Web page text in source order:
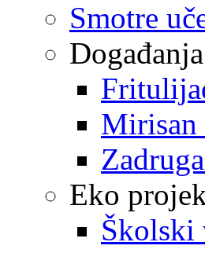
Smotre
Događanja
Mirisan
Eko
Školski